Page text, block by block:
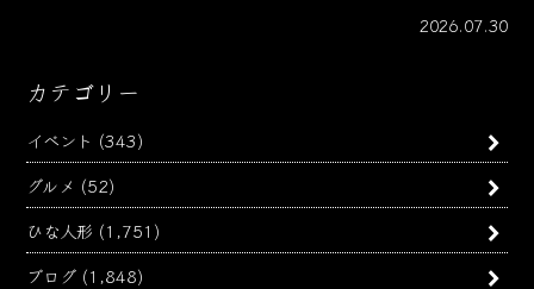
2026.07.30
カテゴリー
イベント (343)
グルメ (52)
ひな人形 (1,751)
ブログ (1,848)